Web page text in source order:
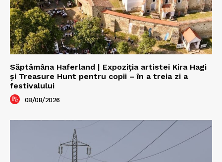
Săptămâna Haferland | Expoziţia artistei Kira Hagi
şi Treasure Hunt pentru copii – în a treia zi a
festivalului
08/08/2026